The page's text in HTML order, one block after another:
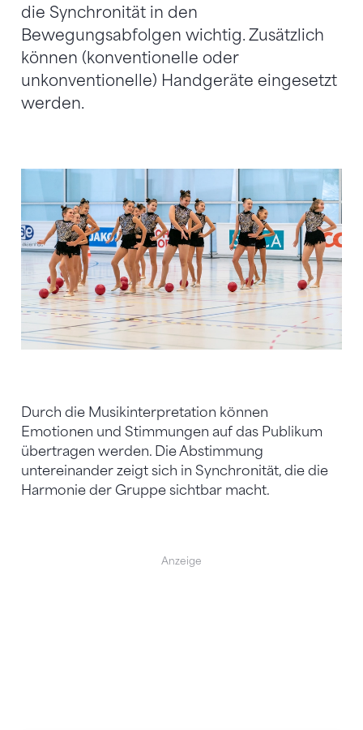
die Synchronität in den
Bewegungsabfolgen wichtig. Zusätzlich
können (konventionelle oder
unkonventionelle) Handgeräte eingesetzt
werden.
Durch die Musikinterpretation können
Emotionen und Stimmungen auf das Publikum
übertragen werden. Die Abstimmung
untereinander zeigt sich in Synchronität, die die
Harmonie der Gruppe sichtbar macht.
Anzeige